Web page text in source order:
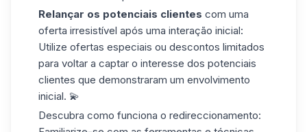
Relançar os potenciais clientes com uma
oferta irresistível após uma interação inicial:
Utilize ofertas especiais ou descontos limitados
para voltar a captar o interesse dos potenciais
clientes que demonstraram um envolvimento
inicial. 💫
Descubra como funciona o redireccionamento: